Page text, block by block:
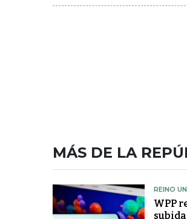
MÁS DE LA
REINO
WPP